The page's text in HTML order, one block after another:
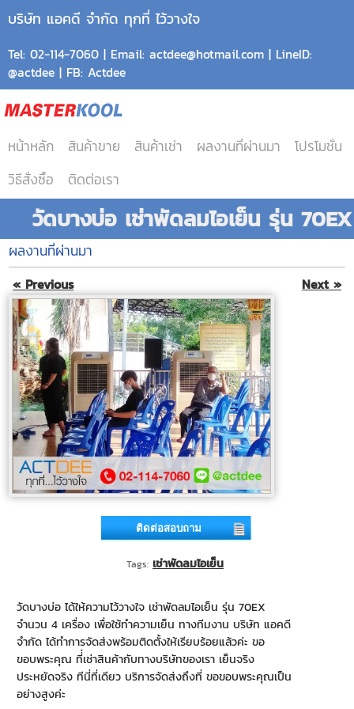
บริษัท แอคดี จำกัด ทุกที่ ไว้วางใจ
Tel: 02-114-7060 | Email: actdee@hotmail.com | LineID:
@actdee | FB: Actdee
หน้าหลัก สินค้าขาย สินค้าเช่า ผลงานที่ผ่านมา
โปรโมชั่น
วิธีสั่งซื้อ
ติดต่อเรา
วัดบางบ่อ เช่าพัดลมไอเย็น รุ่น 70EX
ผลงานที่ผ่านมา
« Previous Next »
Tags: เช่าพัดลมไอเย็น
วัดบางบ่อ ได้ให้ความไว้วางใจ เช่าพัดลมไอเย็น รุ่น 70EX
จำนวน 4 เครื่อง เพื่อใช้ทำความเย็น ทางทีมงาน บริษัท แอคดี
จำกัด ได้ทำการจัดส่งพร้อมติดตั้งให้เรียบร้อยแล้วค่ะ ขอ
ขอบพระคุณ ที่่เช่าสินค้ากับทางบริษัทของเรา เย็นจริง
ประหยัดจริง ทีนี่ที่เดียว บริการจัดส่งถึงที่ ขอขอบพระคุณเป็น
อย่างสูงค่ะ